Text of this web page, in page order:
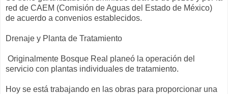
red de CAEM (Comisión de Aguas del Estado de México)
de acuerdo a convenios establecidos.
Drenaje y Planta de Tratamiento
Originalmente Bosque Real planeó la operación del
servicio con plantas individuales de tratamiento.
Hoy se está trabajando en las obras para proporcionar una